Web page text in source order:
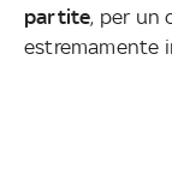
partite, per un
estremamente